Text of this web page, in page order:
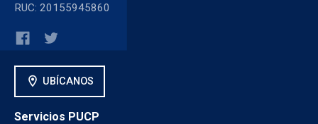
RUC: 20155945860
location_on UBÍCANOS
Servicios PUCP